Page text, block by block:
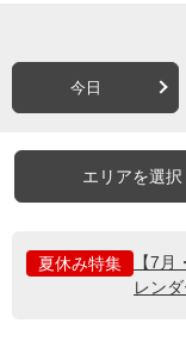
今日
エリアを選択
夏休み特集
【7
レン